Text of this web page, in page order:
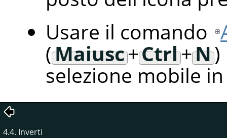
Usare il comando
(Maiusc+Ctrl+N)
selezione mobile
4.4. Inverti